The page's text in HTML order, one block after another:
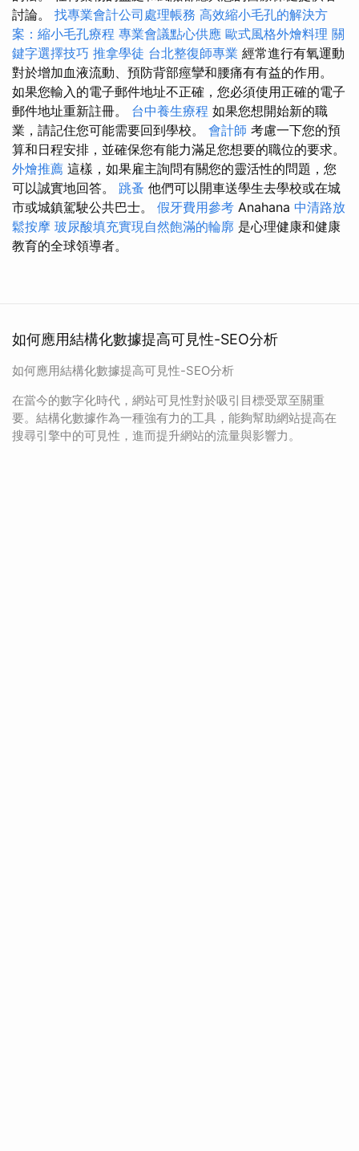
討論。 找專業會計公司處理帳務 高效縮小毛孔的解決方
案：縮小毛孔療程 專業會議點心供應 歐式風格外燴料理 關
鍵字選擇技巧 推拿學徒 台北整復師專業 經常進行有氧運動
對於增加血液流動、預防背部痙攣和腰痛有有益的作用。
如果您輸入的電子郵件地址不正確，您必須使用正確的電子
郵件地址重新註冊。 台中養生療程 如果您想開始新的職
業，請記住您可能需要回到學校。 會計師 考慮一下您的預
算和日程安排，並確保您有能力滿足您想要的職位的要求。
外燴推薦 這樣，如果雇主詢問有關您的靈活性的問題，您
可以誠實地回答。 跳蚤 他們可以開車送學生去學校或在城
市或城鎮駕駛公共巴士。 假牙費用參考 Anahana 中清路放
鬆按摩 玻尿酸填充實現自然飽滿的輪廓 是心理健康和健康
教育的全球領導者。
如何應用結構化數據提高可見性-SEO分析
如何應用結構化數據提高可見性-SEO分析
在當今的數字化時代，網站可見性對於吸引目標受眾至關重
要。結構化數據作為一種強有力的工具，能夠幫助網站提高在
搜尋引擎中的可見性，進而提升網站的流量與影響力。